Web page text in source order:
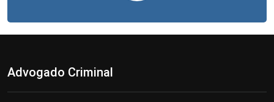
Advogado Criminal